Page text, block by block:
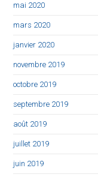
mai 2020
mars 2020
janvier 2020
novembre 2019
octobre 2019
septembre 2019
août 2019
juillet 2019
juin 2019